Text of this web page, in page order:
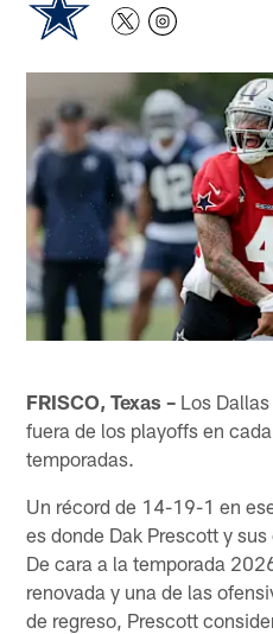
FRISCO, Texas – Los
fuera de los playoffs en
temporadas.
Un récord de 14-19-1 en
es donde Dak Prescott y
De cara a la temporada
renovada y una de las
de regreso, Prescott